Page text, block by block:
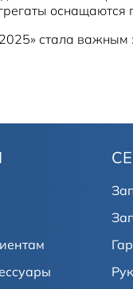
стала